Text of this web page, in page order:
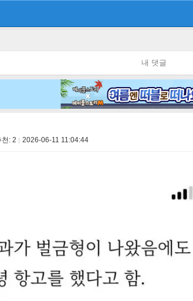
내 댓글
천: 2 2026-06-11 11:04:44